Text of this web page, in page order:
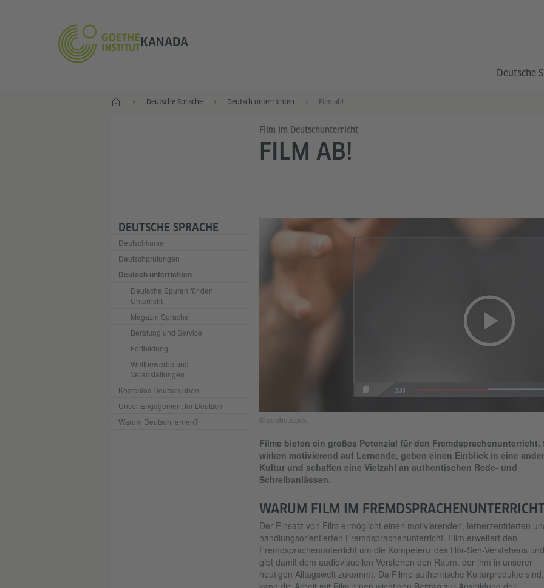
KANADA
Deutsche
Start Deutsche Sprache Deutsch unterrichten Film ab!
DEUTSCHE SPRACHE
Deutschkurse
Deutschprüfungen
Deutsch unterrichten
Deutsche Spuren für den
Unterricht
Magazin Sprache
Beratung und Service
Fortbildung
Wettbewerbe und
Veranstaltungen
Kostenlos Deutsch üben
Unser Engagement für Deutsch
Warum Deutsch lernen?
Film im Deutschunterricht
FILM AB!
© adobe.stock
Filme bieten ein großes Potenzial für den Fremdsprachenunterricht.
wirken motivierend auf Lernende, geben einen Einblick in eine
Kultur und schaffen eine Vielzahl an authentischen Rede- und
Schreibanlässen.
WARUM FILM IM
Der Einsatz von Film ermöglicht einen motivierenden, lernerzentrierten
handlungsorientierten Fremdsprachenunterricht. Film erweitert den
Fremdsprachenunterricht um die Kompetenz des Hör-Seh-Verstehens und
gibt damit dem audiovisuellen Verstehen den Raum, der ihm in unserer
heutigen Alltagswelt zukommt. Da Filme authentische Kulturprodukte sind,